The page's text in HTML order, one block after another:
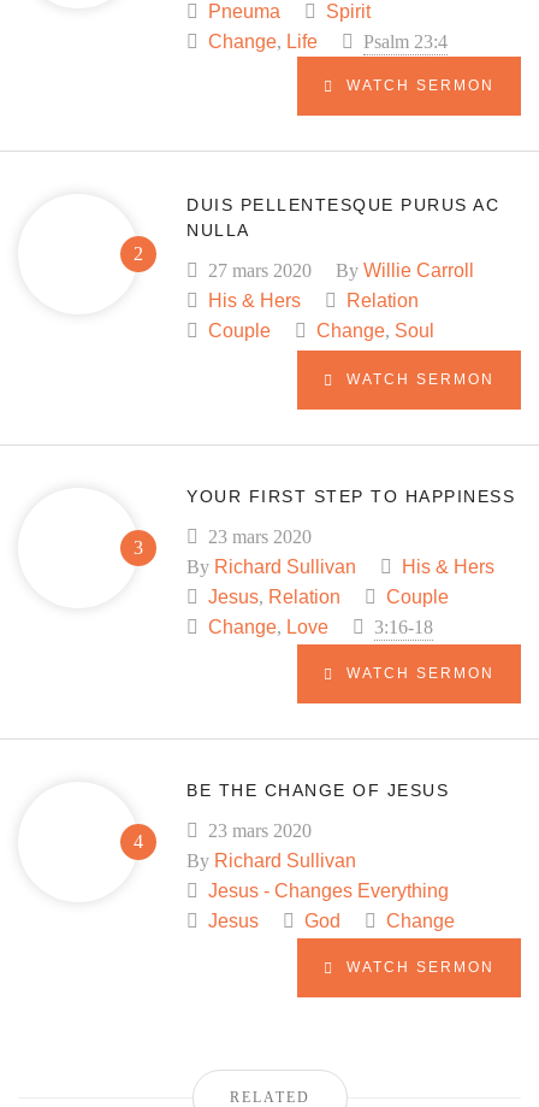
Pneuma
Spirit
Change, Life Psalm 23:4
WATCH SERMON
DUIS PELLENTESQUE PURUS AC
NULLA
27 mars 2020 By Willie Carroll
His & Hers
Relation
Couple
Change, Soul
WATCH SERMON
YOUR FIRST STEP TO HAPPINESS
23 mars 2020
By Richard Sullivan
His & Hers
Jesus, Relation
Couple
Change, Love 3:16-18
WATCH SERMON
BE THE CHANGE OF JESUS
23 mars 2020
By Richard Sullivan
Jesus - Changes Everything
Jesus
God Change
WATCH SERMON
RELATED